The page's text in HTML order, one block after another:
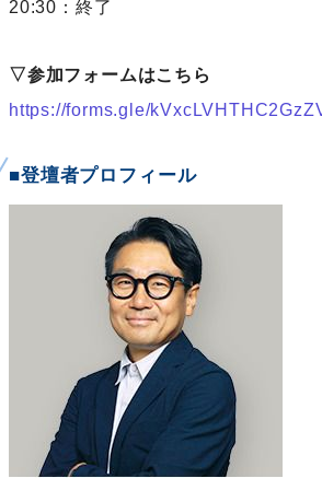
20:30：終了
▽参加フォームはこちら
https://forms.gle/
■登壇者プロフィール